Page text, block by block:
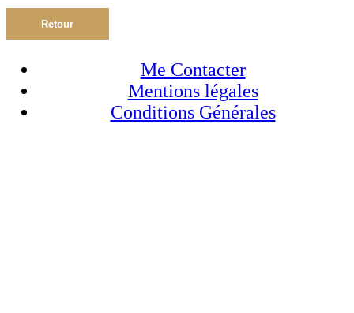
Retour
Me Contacter
Mentions légales
Conditions Générales